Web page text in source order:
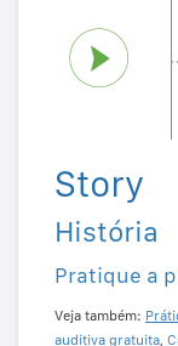
Story
História
Pratique a
Veja também:
auditiva gratuita,